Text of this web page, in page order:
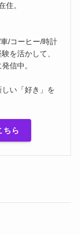
住。
/コーヒー/時計
を活かして、
信中。
い「好き」を
ちら